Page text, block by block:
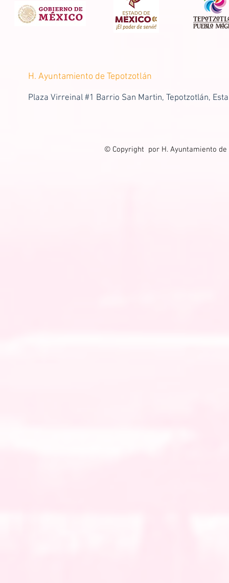
H. Ayuntamiento de Tepotzotlán
Plaza Virreinal #1 Barrio San Martin, Tepotzotlán,
© Copyright por H. Ayuntamiento de